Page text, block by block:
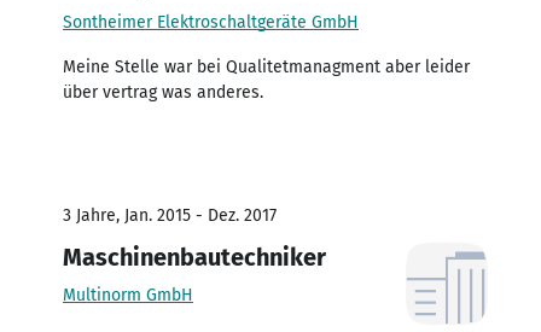
Sontheimer Elektroschaltgeräte GmbH
Meine Stelle war bei Qualitetmanagment aber leider
über vertrag was anderes.
3 Jahre, Jan. 2015 - Dez. 2017
Maschinenbautechniker
Multinorm GmbH